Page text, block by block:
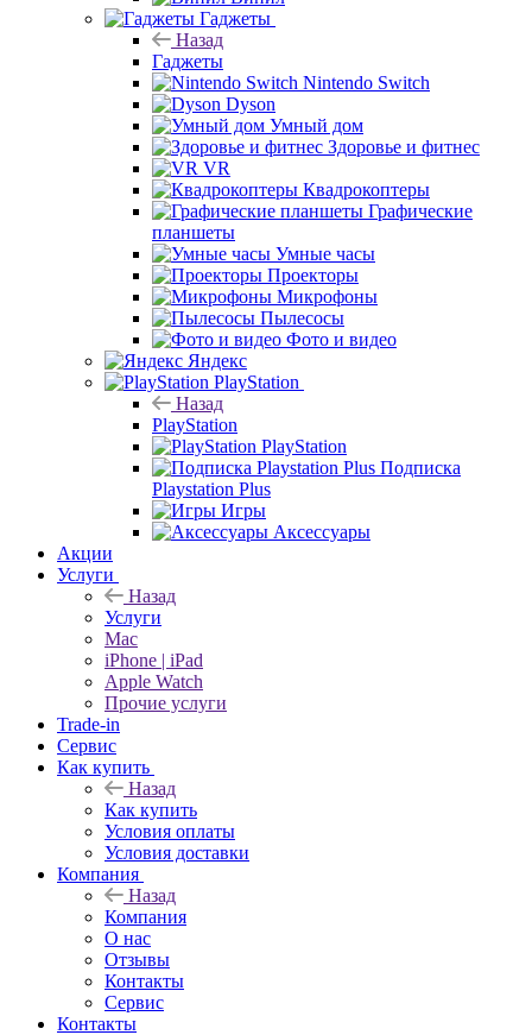
Гаджеты
Назад
Гаджеты
Nintendo Switch
Dyson
Умный дом
Здоровье и фитнес
VR
Квадрокоптеры
Графические
планшеты
Умные часы
Проекторы
Микрофоны
Пылесосы
Фото и видео
Яндекс
PlayStation
Назад
PlayStation
PlayStation
Подписка
Playstation Plus
Игры
Аксессуары
Акции
Услуги
Назад
Услуги
Mac
iPhone | iPad
Apple Watch
Прочие услуги
Trade-in
Сервис
Как купить
Назад
Как купить
Условия оплаты
Условия доставки
Компания
Назад
Компания
О нас
Отзывы
Контакты
Сервис
Контакты